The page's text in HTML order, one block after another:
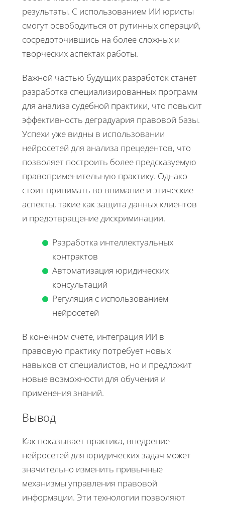
результаты. С использованием ИИ юристы
смогут освободиться от рутинных операций,
сосредоточившись на более сложных и
творческих аспектах работы.
Важной частью будущих разработок станет
разработка специализированных программ
для анализа судебной практики, что повысит
эффективность деградуария правовой базы.
Успехи уже видны в использовании
нейросетей для анализа прецедентов, что
позволяет построить более предсказуемую
правоприменительную практику. Однако
стоит принимать во внимание и этические
аспекты, такие как защита данных клиентов
и предотвращение дискриминации.
Разработка интеллектуальных
контрактов
Автоматизация юридических
консультаций
Регуляция с использованием
нейросетей
В конечном счете, интеграция ИИ в
правовую практику потребует новых
навыков от специалистов, но и предложит
новые возможности для обучения и
применения знаний.
Вывод
Как показывает практика, внедрение
нейросетей для юридических задач может
значительно изменить привычные
механизмы управления правовой
информации. Эти технологии позволяют